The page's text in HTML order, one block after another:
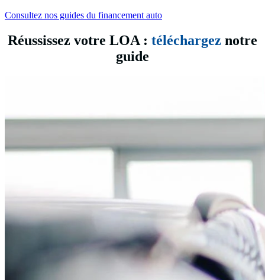
Consultez nos guides du financement auto
Réussissez votre LOA : téléchargez notre
guide